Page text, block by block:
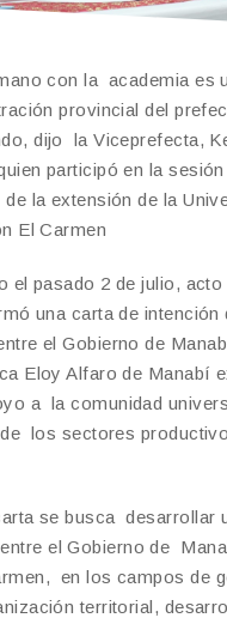
con la academia es
provincial del
dijo la Viceprefecta,
participó en la
la extensión de la
El Carmen
el pasado 2 de julio, acto
una carta de intención
el Gobierno de
Eloy Alfaro de Manabí
a la comunidad
los sectores
se busca desarrollar
el Gobierno de
en los campos de
territorial,